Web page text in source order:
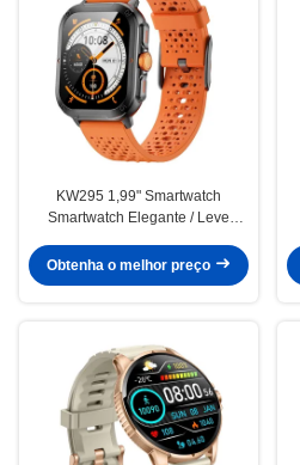
KW295 1,99" Smartwatch
Smartwatch Elegante / Leve
Calling
Obtenha o melhor preço